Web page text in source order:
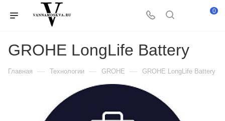
0
GROHE LongLife Battery
Главная — Технологии — GROHE — GROHE LongLife Battery